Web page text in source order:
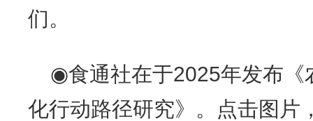
们。
◉食通社在于2025年发布《
化行动路径研究》。点击图片